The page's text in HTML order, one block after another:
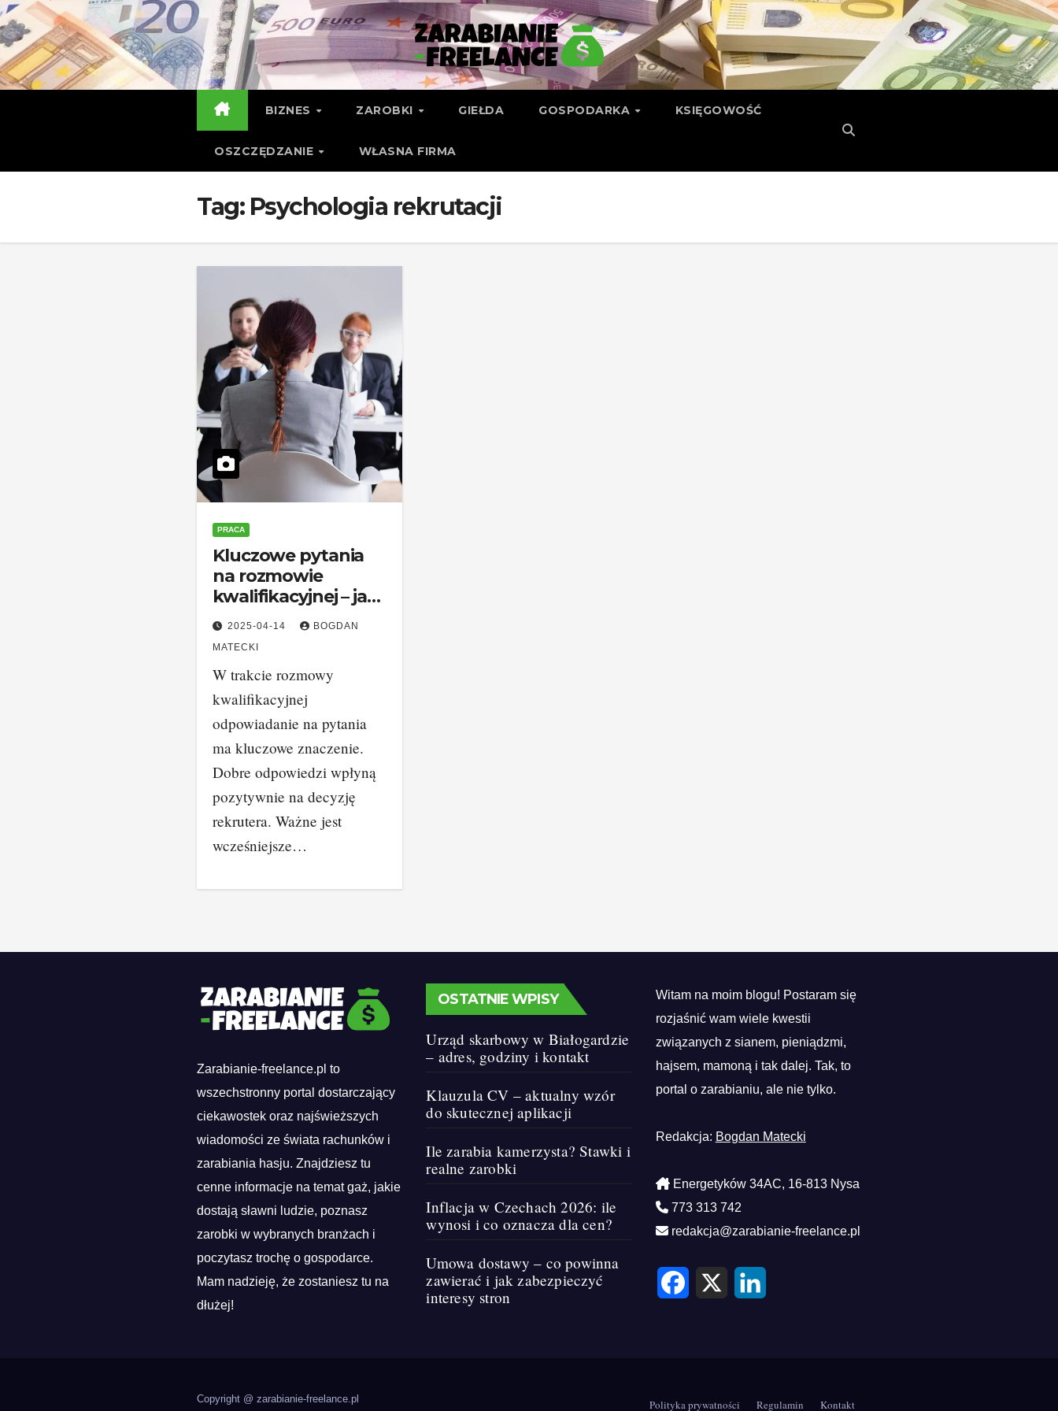
Skip
to
content
BIZNES ZAROBKI GIEŁDA GOSPODARKA KSIĘGOWOŚĆ
OSZCZĘDZANIE WŁASNA FIRMA
Tag: Psychologia rekrutacji
PRACA
Kluczowe pytania
na rozmowie
kwalifikacyjnej – jak
się do nich
przygotować?
2025-04-14
BOGDAN
MATECKI
W trakcie rozmowy
kwalifikacyjnej
odpowiadanie na pytania
ma kluczowe znaczenie.
Dobre odpowiedzi wpłyną
pozytywnie na decyzję
rekrutera. Ważne jest
wcześniejsze…
Zarabianie-freelance.pl to
wszechstronny portal dostarczający
ciekawostek oraz najświeższych
wiadomości ze świata rachunków i
zarabiania hasju. Znajdziesz tu
cenne informacje na temat gaż, jakie
dostają sławni ludzie, poznasz
zarobki w wybranych branżach i
poczytasz trochę o gospodarce.
Mam nadzieję, że zostaniesz tu na
dłużej!
OSTATNIE WPISY
Urząd skarbowy w Białogardzie
– adres, godziny i kontakt
Klauzula CV – aktualny wzór
do skutecznej aplikacji
Ile zarabia kamerzysta? Stawki i
realne zarobki
Inflacja w Czechach 2026: ile
wynosi i co oznacza dla cen?
Umowa dostawy – co powinna
zawierać i jak zabezpieczyć
interesy stron
Witam na moim blogu! Postaram się
rozjaśnić wam wiele kwestii
związanych z sianem, pieniądzmi,
hajsem, mamoną i tak dalej. Tak, to
portal o zarabianiu, ale nie tylko.
Redakcja: Bogdan Matecki
Energetyków 34AC, 16-813 Nysa
773 313 742
redakcja@zarabianie-freelance.pl
F
c
X
L
n
Copyright @ zarabianie-freelance.pl Polityka prywatności Regulamin Kontakt